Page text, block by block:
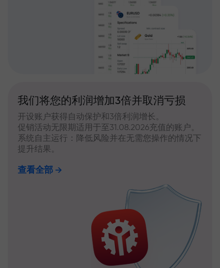
我们将您的利润增加3倍并取消亏损
开设账户获得自动保护和3倍利润增长。
促销活动无限期适用于至31.08.2026充值的账户。
系统自主运行：降低风险并在无需您操作的情况下
提升结果。
查看全部